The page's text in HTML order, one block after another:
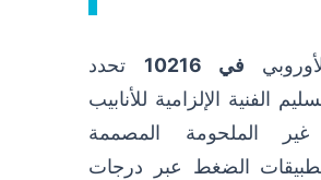
في 10216
تحدد
الفنية الإلزامية للأنابيب
غير الملحومة المصممة
الضغط عبر درجات